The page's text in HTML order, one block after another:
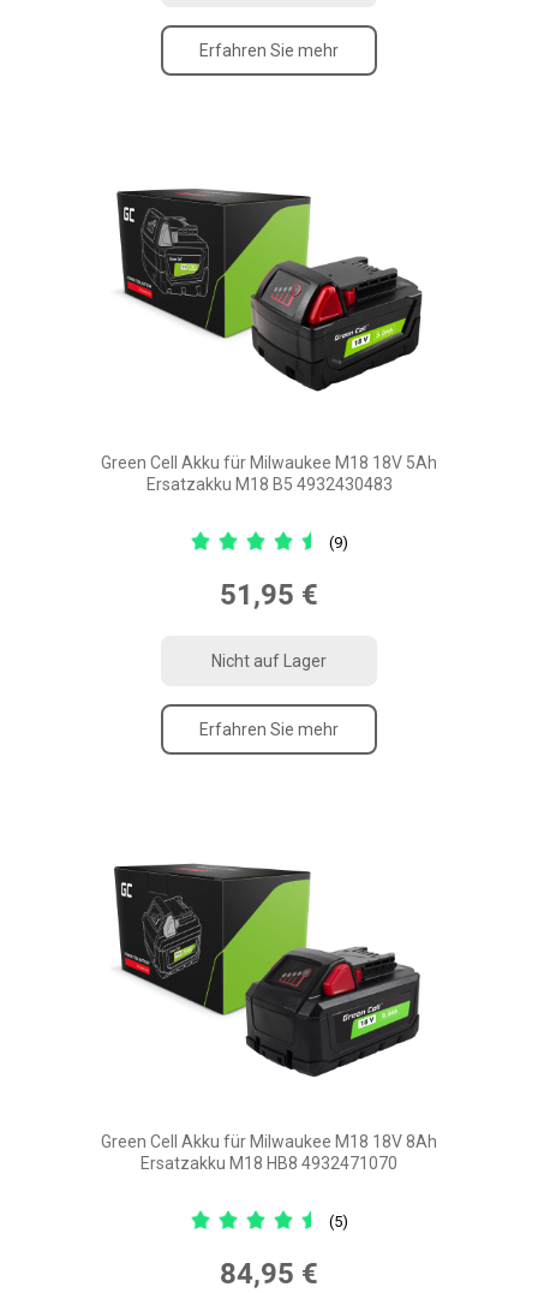
Erfahren Sie mehr
Green Cell Akku für Milwaukee M18 18V 5Ah
Ersatzakku M18 B5 4932430483
(9)
51,95 €
Nicht auf Lager
Erfahren Sie mehr
Green Cell Akku für Milwaukee M18 18V 8Ah
Ersatzakku M18 HB8 4932471070
(5)
84,95 €